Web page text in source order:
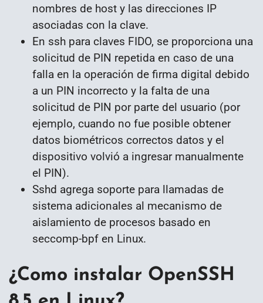
nombres de host y las direcciones IP
asociadas con la clave.
En ssh para claves FIDO, se proporciona una
solicitud de PIN repetida en caso de una
falla en la operación de firma digital debido
a un PIN incorrecto y la falta de una
solicitud de PIN por parte del usuario (por
ejemplo, cuando no fue posible obtener
datos biométricos correctos datos y el
dispositivo volvió a ingresar manualmente
el PIN).
Sshd agrega soporte para llamadas de
sistema adicionales al mecanismo de
aislamiento de procesos basado en
seccomp-bpf en Linux.
¿Como instalar OpenSSH